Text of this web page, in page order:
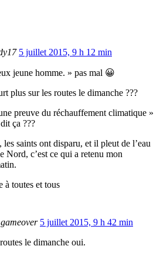
5 juillet 2015, 9 h 12 min
jeune homme. » pas mal 😀
plus sur les routes le dimanche ???
preuve du réchauffement climatique »
ça ???
les saints ont disparu, et il pleut de l’eau
Nord, c’est ce qui a retenu mon
à toutes et tous
gameover 5 juillet 2015, 9 h 42 min
le dimanche oui.